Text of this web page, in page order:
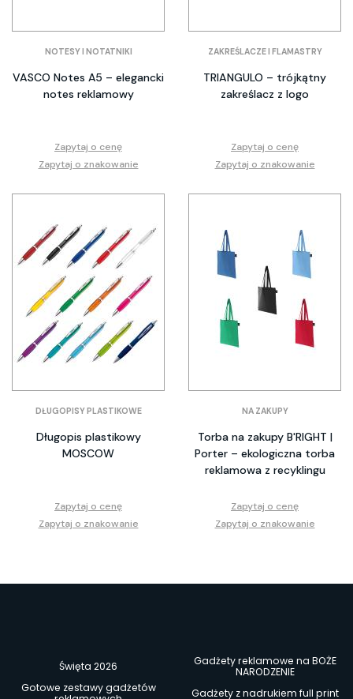
NOTESY I NOTATNIKI
VASCO Notes A5 – elegancki
notes reklamowy
Zapytaj o cenę
Zapytaj o znakowanie
ZAKREŚLACZE I FLAMASTRY
TRIANGULO – trójkątny
zakreślacz z logo
Zapytaj o cenę
Zapytaj o znakowanie
DŁUGOPISY PLASTIKOWE
Długopis plastikowy
MOSCOW
Zapytaj o cenę
Zapytaj o znakowanie
NA ZAKUPY
Torba na zakupy B'RIGHT |
Porter – ekologiczna torba
reklamowa z recyklingu
Zapytaj o cenę
Zapytaj o znakowanie
Święta 2026
Gadżety reklamowe na BOŻE
NARODZENIE
Gotowe zestawy gadżetów
Gadżety z nadrukiem full print